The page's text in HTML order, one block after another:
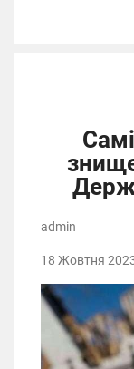
admin
18 Жовтня